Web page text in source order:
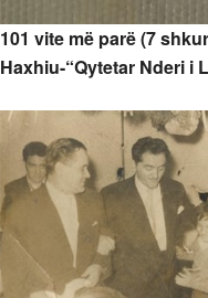
101 vite më parë (7
Haxhiu-“Qytetar Nderi i